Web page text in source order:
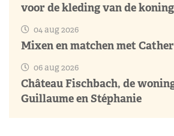
voor de kleding van de
04 aug 2026
Mixen en matchen met
06 aug 2026
Château Fischbach, de
Guillaume en Stéphanie